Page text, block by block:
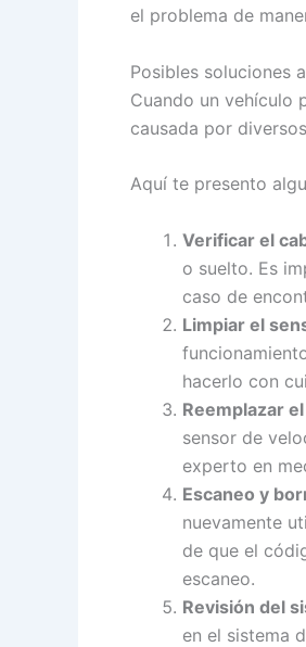
el problema de
Posibles soluciones
Cuando un vehículo
causada por
Aquí te presento
Verificar el
o suelto. Es
caso de
Limpiar el
hacerlo con
Reemplazar
sensor de
experto en
Escaneo y
nuevamente
de que el
escaneo.
Revisión del
en el sistema